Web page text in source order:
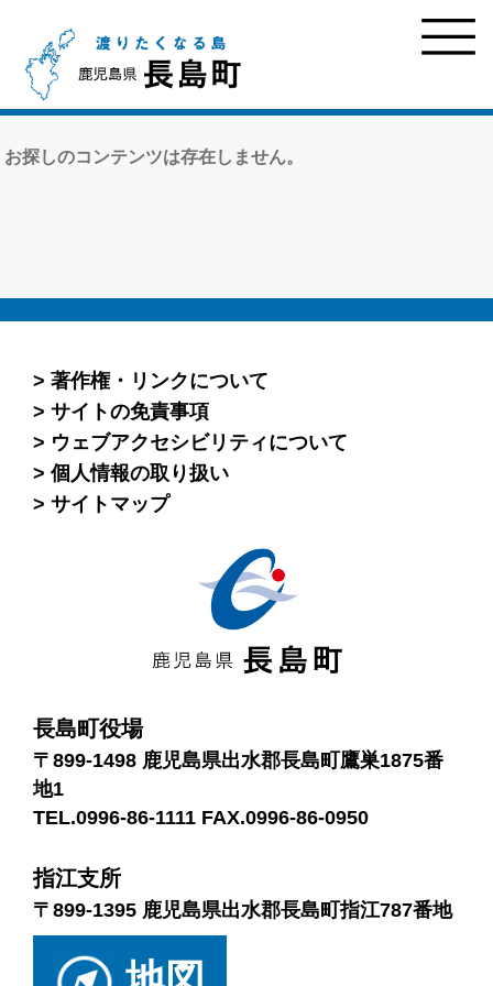
お探しのコンテンツは存在しません。
著作権・リンクについて
サイトの免責事項
ウェブアクセシビリティについて
個人情報の取り扱い
サイトマップ
長島町役場
〒899-1498 鹿児島県出水郡長島町鷹巣1875番
地1
TEL.0996-86-1111 FAX.0996-86-0950
指江支所
〒899-1395 鹿児島県出水郡長島町指江787番地